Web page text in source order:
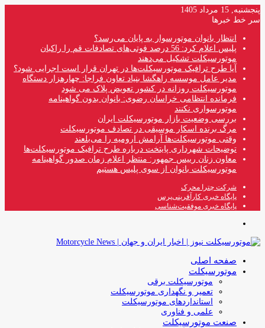
پنجشنبه, 15 مرداد 1405
سر خط خبرها
انتظار بانوان موتورسوار به پایان می‌رسد؟
پلیس اعلام کرد: 56 درصد فوتی‌های تصادفات قم را راکبان
موتورسیکلت تشکیل می‌دهند
آیا طرح ترافیک موتورسیکلت‌ها در تهران قرار است اجرایی شود؟
مدیر عامل موسسه راهگشا بنیاد تعاون فراجا: چهارهزار دستگاه
موتورسیکلت روزانه در کشور تعویض پلاک می شود
فرمانده انتظامی خراسان رضوی: بانوان بدون گواهینامه
موتورسواری نکنند
بررسی وضعیت بازار موتورسیکلت ایران
مرگ برنده اسکار موسیقی در تصادف موتورسیکلت
وقتی موتورسیکلت‌ها آرامش ارومیه را می‌بلعند
توضیحات شهرداری پایتخت درباره طرح ترافیک موتورسیکلت‌ها
معاون زنان رییس جمهور: منتظر اعلام زمان صدور گواهینامه
موتورسیکلت بانوان از سوی پلیس هستیم
شرکت چترا محرک
پایگاه خبری کارآفرینی‌پرس
پایگاه خبری موفقیت‌شناسی
صفحه اصلی
موتورسیکلت
موتورسیکلت برقی
تعمیر و نگهداری موتورسیکلت
استانداردهای موتورسیکلت
علمی و فناوری
صنعت موتورسیکلت